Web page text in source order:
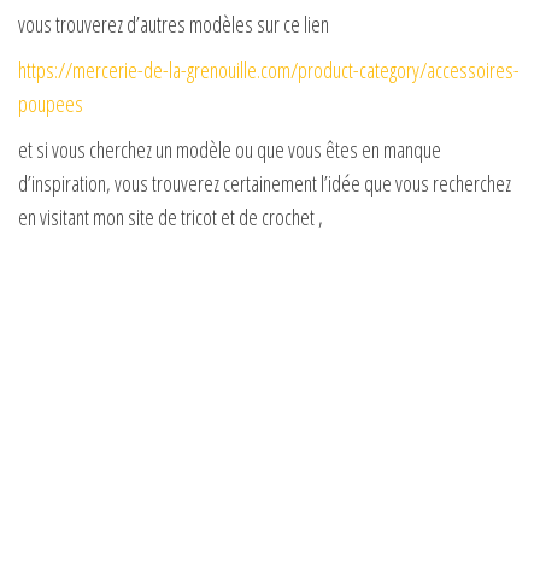
vous trouverez d’autres modèles sur ce lien
https://mercerie-de-la-grenouille.com/product-category/accessoires-
poupees
et si vous cherchez un modèle ou que vous êtes en manque
d’inspiration, vous trouverez certainement l’idée que vous recherchez
en visitant mon site de tricot et de crochet ,